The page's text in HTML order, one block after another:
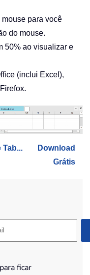
para você
do mouse.
50% ao visualizar e
(inclui Excel),
Tab...
Download
Grátis
ficar